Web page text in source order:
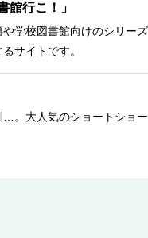
館行こ！」
学校図書館向けのシリー
サイトです。
…。大人気のショートシ